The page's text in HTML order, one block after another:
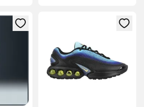
om in te loggen of je aan te melden als
Opent een venster om in te